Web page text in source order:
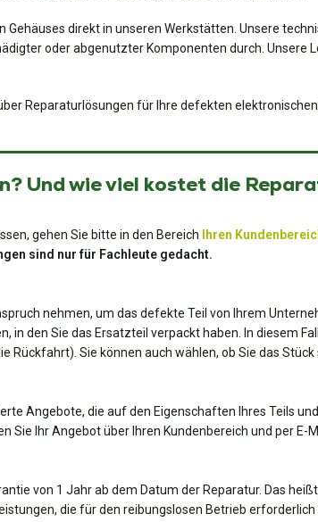
direkt in unseren Werkstätten. Unsere
oder abgenutzter Komponenten durch. Unsere
Reparaturlösungen für Ihre defekten elektronischen
Und wie viel kostet die
gehen Sie bitte in den Bereich Ihren
sind nur für Fachleute gedacht.
nehmen, um das defekte Teil von Ihrem
in den Sie das Ersatzteil verpackt haben. In diesem
Sie können auch wählen, ob Sie das
Angebote, die auf den Eigenschaften Ihres Teils
Ihr Angebot über Ihren Kundenbereich und per E-
von 1 Jahr ab dem Datum der Reparatur. Das
die für den reibungslosen Betrieb erforderlich